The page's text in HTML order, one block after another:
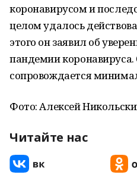
коронавирусом и
целом удалось
этого он заявил об
пандемии
сопровождается
Фото: Алексей
Читайте нас